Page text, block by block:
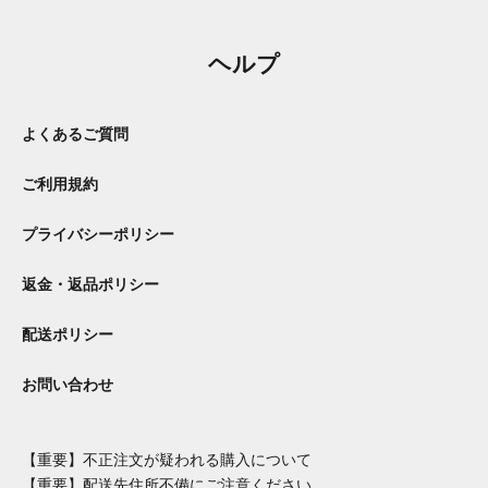
ヘルプ
よくあるご質問
ご利用規約
プライバシーポリシー
返金・返品ポリシー
配送ポリシー
お問い合わせ
【重要】不正注文が疑われる購入について